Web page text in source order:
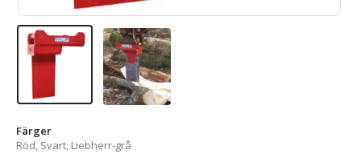
Färger
Röd, Svart, Liebherr-grå